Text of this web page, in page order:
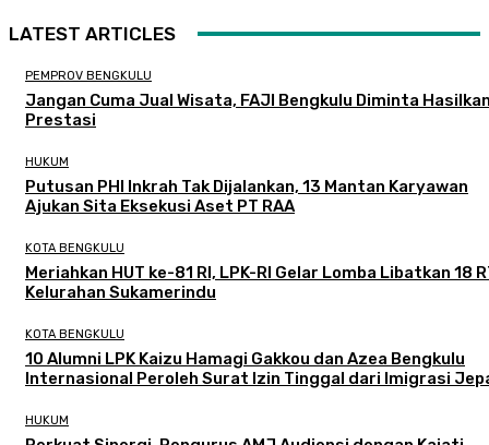
LATEST ARTICLES
PEMPROV BENGKULU
Jangan Cuma Jual Wisata, FAJI Bengkulu Diminta
Prestasi
HUKUM
Putusan PHI Inkrah Tak Dijalankan, 13 Mantan Karyawan
Ajukan Sita Eksekusi Aset PT RAA
KOTA BENGKULU
Meriahkan HUT ke-81 RI, LPK-RI Gelar Lomba Libatkan 18
Kelurahan Sukamerindu
KOTA BENGKULU
‎10 Alumni LPK Kaizu Hamagi Gakkou dan Azea Bengkulu
Internasional Peroleh Surat Izin Tinggal dari Imigrasi
HUKUM